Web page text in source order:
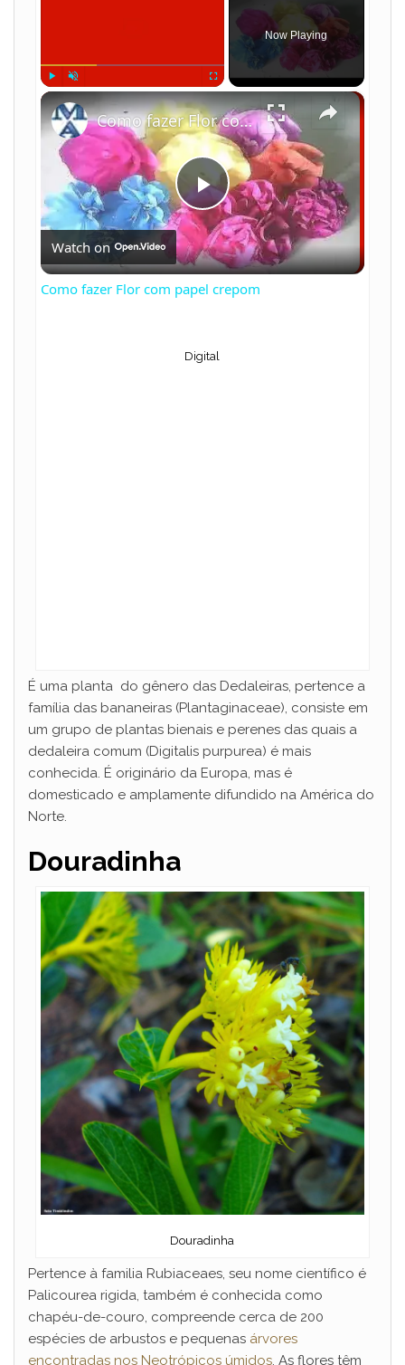
Now Playing
×
P
l
y
Como fazer Flor com papel crepom
Watch on
Como fazer Flor com papel crepom
Digital
É uma planta do gênero das Dedaleiras, pertence a
família das bananeiras (Plantaginaceae), consiste em
um grupo de plantas bienais e perenes das quais a
dedaleira comum (Digitalis purpurea) é mais
conhecida. É originário da Europa, mas é
domesticado e amplamente difundido na América do
Norte.
Douradinha
Douradinha
Pertence à familia Rubiaceaes, seu nome científico é
Palicourea rigida, também é conhecida como
chapéu-de-couro, compreende cerca de 200
espécies de arbustos e pequenas árvores
encontradas nos Neotrópicos úmidos. As flores têm